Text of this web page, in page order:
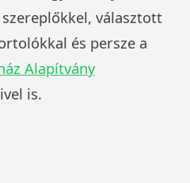
választott
és persze a
Alapítvány
is.